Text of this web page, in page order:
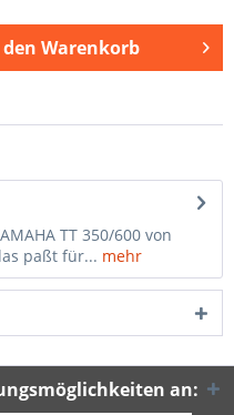
Warenkorb
TT 350/600 von
paßt für... mehr
an: